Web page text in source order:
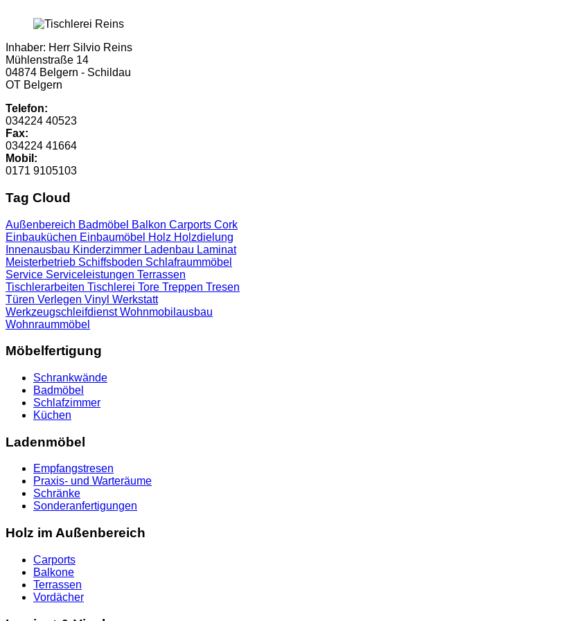
Inhaber: Herr Silvio Reins
Mühlenstraße 14
04874 Belgern - Schildau
OT Belgern
Telefon:
034224 40523
Fax:
034224 41664
Mobil:
0171 9105103
Tag Cloud
Außenbereich Badmöbel Balkon Carports Cork
Einbauküchen Einbaumöbel Holz Holzdielung
Innenausbau Kinderzimmer Ladenbau Laminat
Meisterbetrieb Schiffsboden Schlafraummöbel
Service Serviceleistungen Terrassen
Tischlerarbeiten Tischlerei Tore Treppen Tresen
Türen Verlegen Vinyl Werkstatt
WerkzeugschleifdienstWohnmobilausbau
Wohnraummöbel
Möbelfertigung
Schrankwände
Badmöbel
Schlafzimmer
Küchen
Ladenmöbel
Empfangstresen
Praxis- und Warteräume
Schränke
Sonderanfertigungen
Holz im Außenbereich
Carports
Balkone
Terrassen
Vordächer